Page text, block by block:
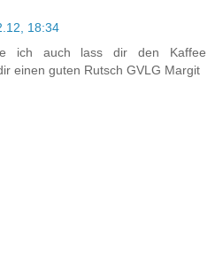
18:34
ich auch lass dir den Kaffee
einen guten Rutsch GVLG Margit